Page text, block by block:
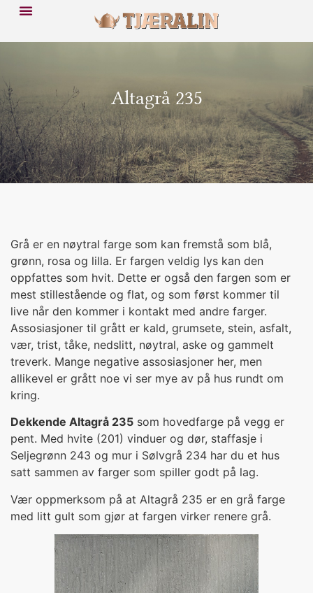
Altagrå 235
Grå er en nøytral farge som kan fremstå som blå,
grønn, rosa og lilla. Er fargen veldig lys kan den
oppfattes som hvit. Dette er også den fargen som er
mest stillestående og flat, og som først kommer til
live når den kommer i kontakt med andre farger.
Assosiasjoner til grått er kald, grumsete, stein, asfalt,
vær, trist, tåke, nedslitt, nøytral, aske og gammelt
treverk. Mange negative assosiasjoner her, men
allikevel er grått noe vi ser mye av på hus rundt om
kring.
Dekkende Altagrå 235 som hovedfarge på vegg er
pent. Med hvite (201) vinduer og dør, staffasje i
Seljegrønn 243 og mur i Sølvgrå 234 har du et hus
satt sammen av farger som spiller godt på lag.
Vær oppmerksom på at Altagrå 235 er en grå farge
med litt gult som gjør at fargen virker renere grå.